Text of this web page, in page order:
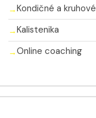
Kondičné a
Kalistenika
Online coaching